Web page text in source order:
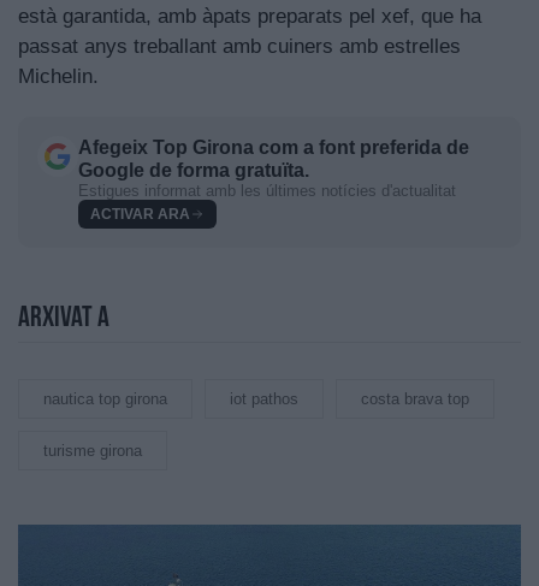
està garantida, amb àpats preparats pel xef, que ha
passat anys treballant amb cuiners amb estrelles
Michelin.
Afegeix Top Girona com a font preferida de
Google de forma gratuïta.
Estigues informat amb les últimes notícies d'actualitat
ACTIVAR ARA
Arxivat a
nautica top girona iot pathos costa brava top
turisme girona